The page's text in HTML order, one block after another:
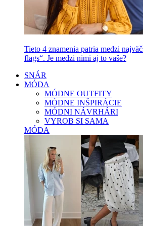
Tieto 4 znamenia patria medzi
flags“. Je medzi nimi aj to vaše?
SNÁR
MÓDA
MÓDNE OUTFITY
MÓDNE INŠPIRÁCIE
MÓDNI NÁVRHÁRI
VYROB SI SAMA
MÓDA